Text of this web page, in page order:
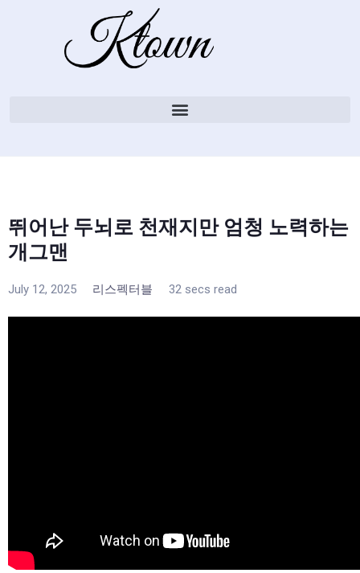
뛰어난 두뇌로 천재지만 엄청 노력하는
개그맨
July 12, 2025 리스펙터블 32 secs read